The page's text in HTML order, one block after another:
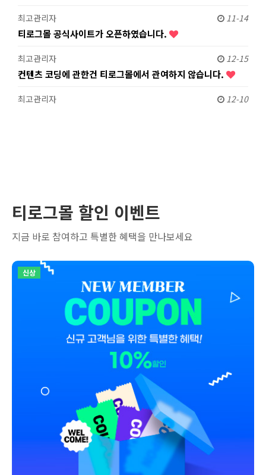
최고관리자 11-14
티로그몰 공식사이트가 오픈하였습니다.
최고관리자 12-15
컨텐츠 코딩에 관한건 티로그몰에서 관여하지 않습니다.
최고관리자 12-10
티로그몰 할인 이벤트
지금 바로 참여하고 특별한 혜택을 만나보세요
신상